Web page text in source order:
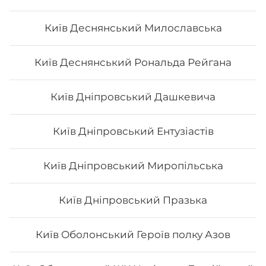
Київ Деснянський Милославська
Київ Деснянський Рональда Рейгана
Київ Дніпровський Дашкевича
Київ Дніпровський Ентузіастів
Київ Дніпровський Миропільська
Київ Дніпровський Празька
Київ Оболонський Героїв полку Азов